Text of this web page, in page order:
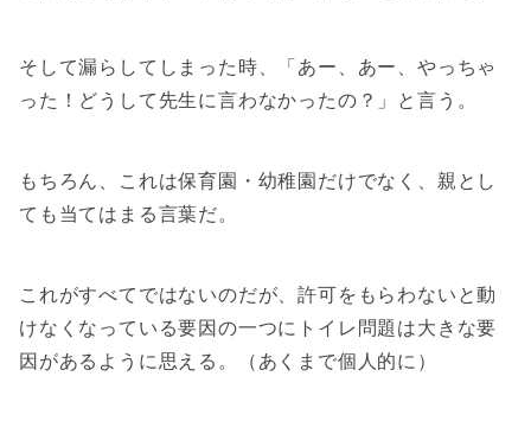
そして漏らしてしまった時、「あー、あー、やっちゃ
った！どうして先生に言わなかったの？」と言う。
もちろん、これは保育園・幼稚園だけでなく、親とし
ても当てはまる言葉だ。
これがすべてではないのだが、許可をもらわないと動
けなくなっている要因の一つにトイレ問題は大きな要
因があるように思える。（あくまで個人的に）